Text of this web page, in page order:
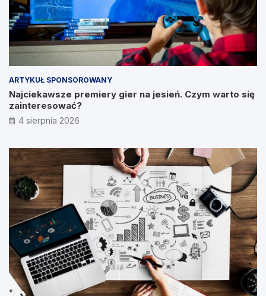
ARTYKUŁ SPONSOROWANY
Najciekawsze premiery gier na jesień. Czym warto się
zainteresować?
4 sierpnia 2026